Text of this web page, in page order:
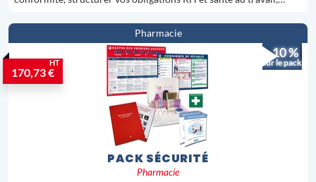
Pharmacie
170,73 €
HT
- 10 %
sur le pack
PACK SÉCURITÉ
Pharmacie